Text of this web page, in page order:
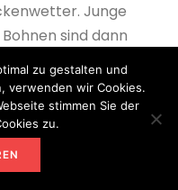
Junge
sind dann
der
tun
zu gestalten und
verwenden wir Cookies.
stimmen Sie der
zu.